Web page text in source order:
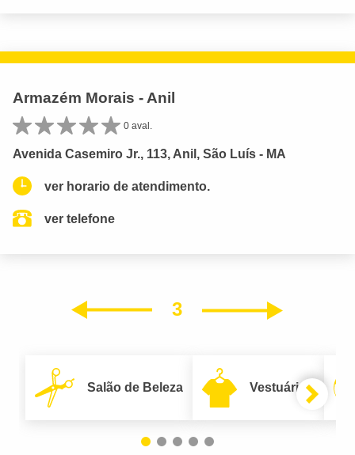
Armazém Morais - Anil
0 aval.
Avenida Casemiro Jr., 113, Anil, São Luís - MA
ver horario de atendimento.
ver telefone
3
Salão de Beleza Vestuário